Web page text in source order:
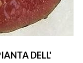
DELL'